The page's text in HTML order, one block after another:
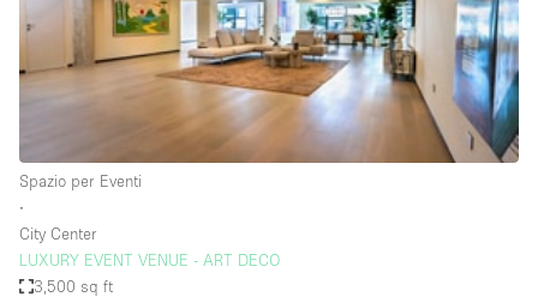
Animals Friendly
Aria condizionata
Attrezzature da ufficio
Bagni
Spazio per Eventi
∙
City Center
LUXURY EVENT VENUE - ART DECO
3,500 sq ft